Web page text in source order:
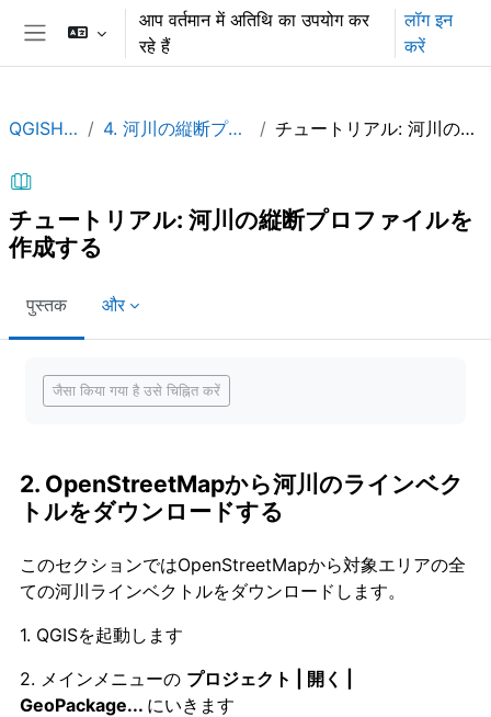
छोड़ कर मुख्य सामग्री पर जाएंआप वर्तमान में अतिथि का उपयोग कर
रहे हैं
लॉग इन
करें
QGISHydAdv_JP 4. 河川の縦断プロファイルを作成する チュートリアル: 河川の縦断プロファイルを作成する
チュートリアル: 河川の縦断プロファイルを
作成する
पुस्तक और
जैसा किया गया है उसे चिह्नित करें
2. OpenStreetMapから河川のラインベク
トルをダウンロードする
このセクションではOpenStreetMapから対象エリアの全
ての河川ラインベクトルをダウンロードします。
1. QGISを起動します
2. メインメニューの プロジェクト | 開く |
GeoPackage... にいきます